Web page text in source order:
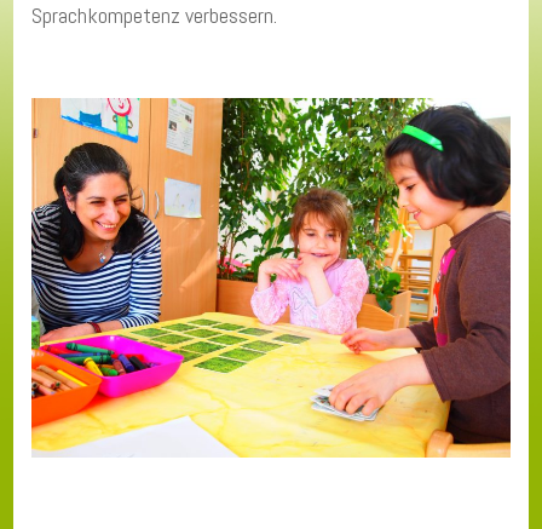
Sprachkompetenz verbessern.